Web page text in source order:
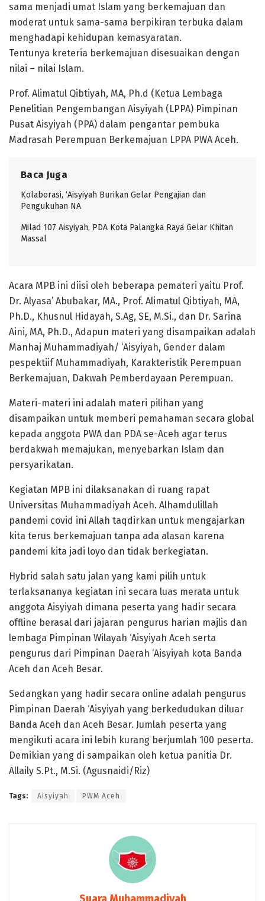
sama menjadi umat Islam yang berkemajuan dan
moderat untuk sama-sama berpikiran terbuka dalam
menghadapi kehidupan kemasyaratan.
Tentunya kreteria berkemajuan disesuaikan dengan
nilai – nilai Islam.
Prof. Alimatul Qibtiyah, MA, Ph.d (Ketua Lembaga
Penelitian Pengembangan Aisyiyah (LPPA) Pimpinan
Pusat Aisyiyah (PPA) dalam pengantar pembuka
Madrasah Perempuan Berkemajuan LPPA PWA Aceh.
Baca Juga
Kolaborasi, ‘Aisyiyah Burikan Gelar Pengajian dan
Pengukuhan NA
Milad 107 Aisyiyah, PDA Kota Palangka Raya Gelar Khitan
Massal
Acara MPB ini diisi oleh beberapa pemateri yaitu Prof.
Dr. Alyasa’ Abubakar, MA., Prof. Alimatul Qibtiyah, MA,
Ph.D., Khusnul Hidayah, S.Ag, SE, M.Si., dan Dr. Sarina
Aini, MA, Ph.D., Adapun materi yang disampaikan adalah
Manhaj Muhammadiyah/ ‘Aisyiyah, Gender dalam
pespektiif Muhammadiyah, Karakteristik Perempuan
Berkemajuan, Dakwah Pemberdayaan Perempuan.
Materi-materi ini adalah materi pilihan yang
disampaikan untuk memberi pemahaman secara global
kepada anggota PWA dan PDA se-Aceh agar terus
berdakwah memajukan, menyebarkan Islam dan
persyarikatan.
Kegiatan MPB ini dilaksanakan di ruang rapat
Universitas Muhammadiyah Aceh. Alhamdulillah
pandemi covid ini Allah taqdirkan untuk mengajarkan
kita terus berkemajuan tanpa ada alasan karena
pandemi kita jadi loyo dan tidak berkegiatan.
Hybrid salah satu jalan yang kami pilih untuk
terlaksananya kegiatan ini secara luas merata untuk
anggota Aisyiyah dimana peserta yang hadir secara
offline berasal dari jajaran pengurus harian majlis dan
lembaga Pimpinan Wilayah ‘Aisyiyah Aceh serta
pengurus dari Pimpinan Daerah ‘Aisyiyah kota Banda
Aceh dan Aceh Besar.
Sedangkan yang hadir secara online adalah pengurus
Pimpinan Daerah ‘Aisyiyah yang berkedudukan diluar
Banda Aceh dan Aceh Besar. Jumlah peserta yang
mengikuti acara ini lebih kurang berjumlah 100 peserta.
Demikian yang di sampaikan oleh ketua panitia Dr.
Allaily S.Pt., M.Si. (Agusnaidi/Riz)
Tags: Aisyiyah PWM Aceh